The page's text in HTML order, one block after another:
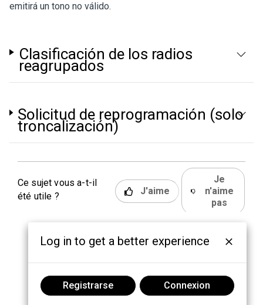
emitirá un tono no válido.
Clasificación de los radios
reagrupados
Solicitud de reprogramación (solo
troncalización)
Ce sujet vous a-t-il
été utile ?
J'aime
Je
n'aime
pas
Log in to get a better experience
Registrarse Connexion